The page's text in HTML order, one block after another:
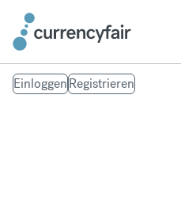
EinloggenRegistrieren